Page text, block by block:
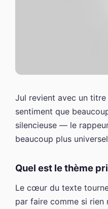
Jul revient avec un
sentiment que
silencieuse — le
beaucoup plus
Quel est le thème
Le cœur du texte
par faire comme si rien